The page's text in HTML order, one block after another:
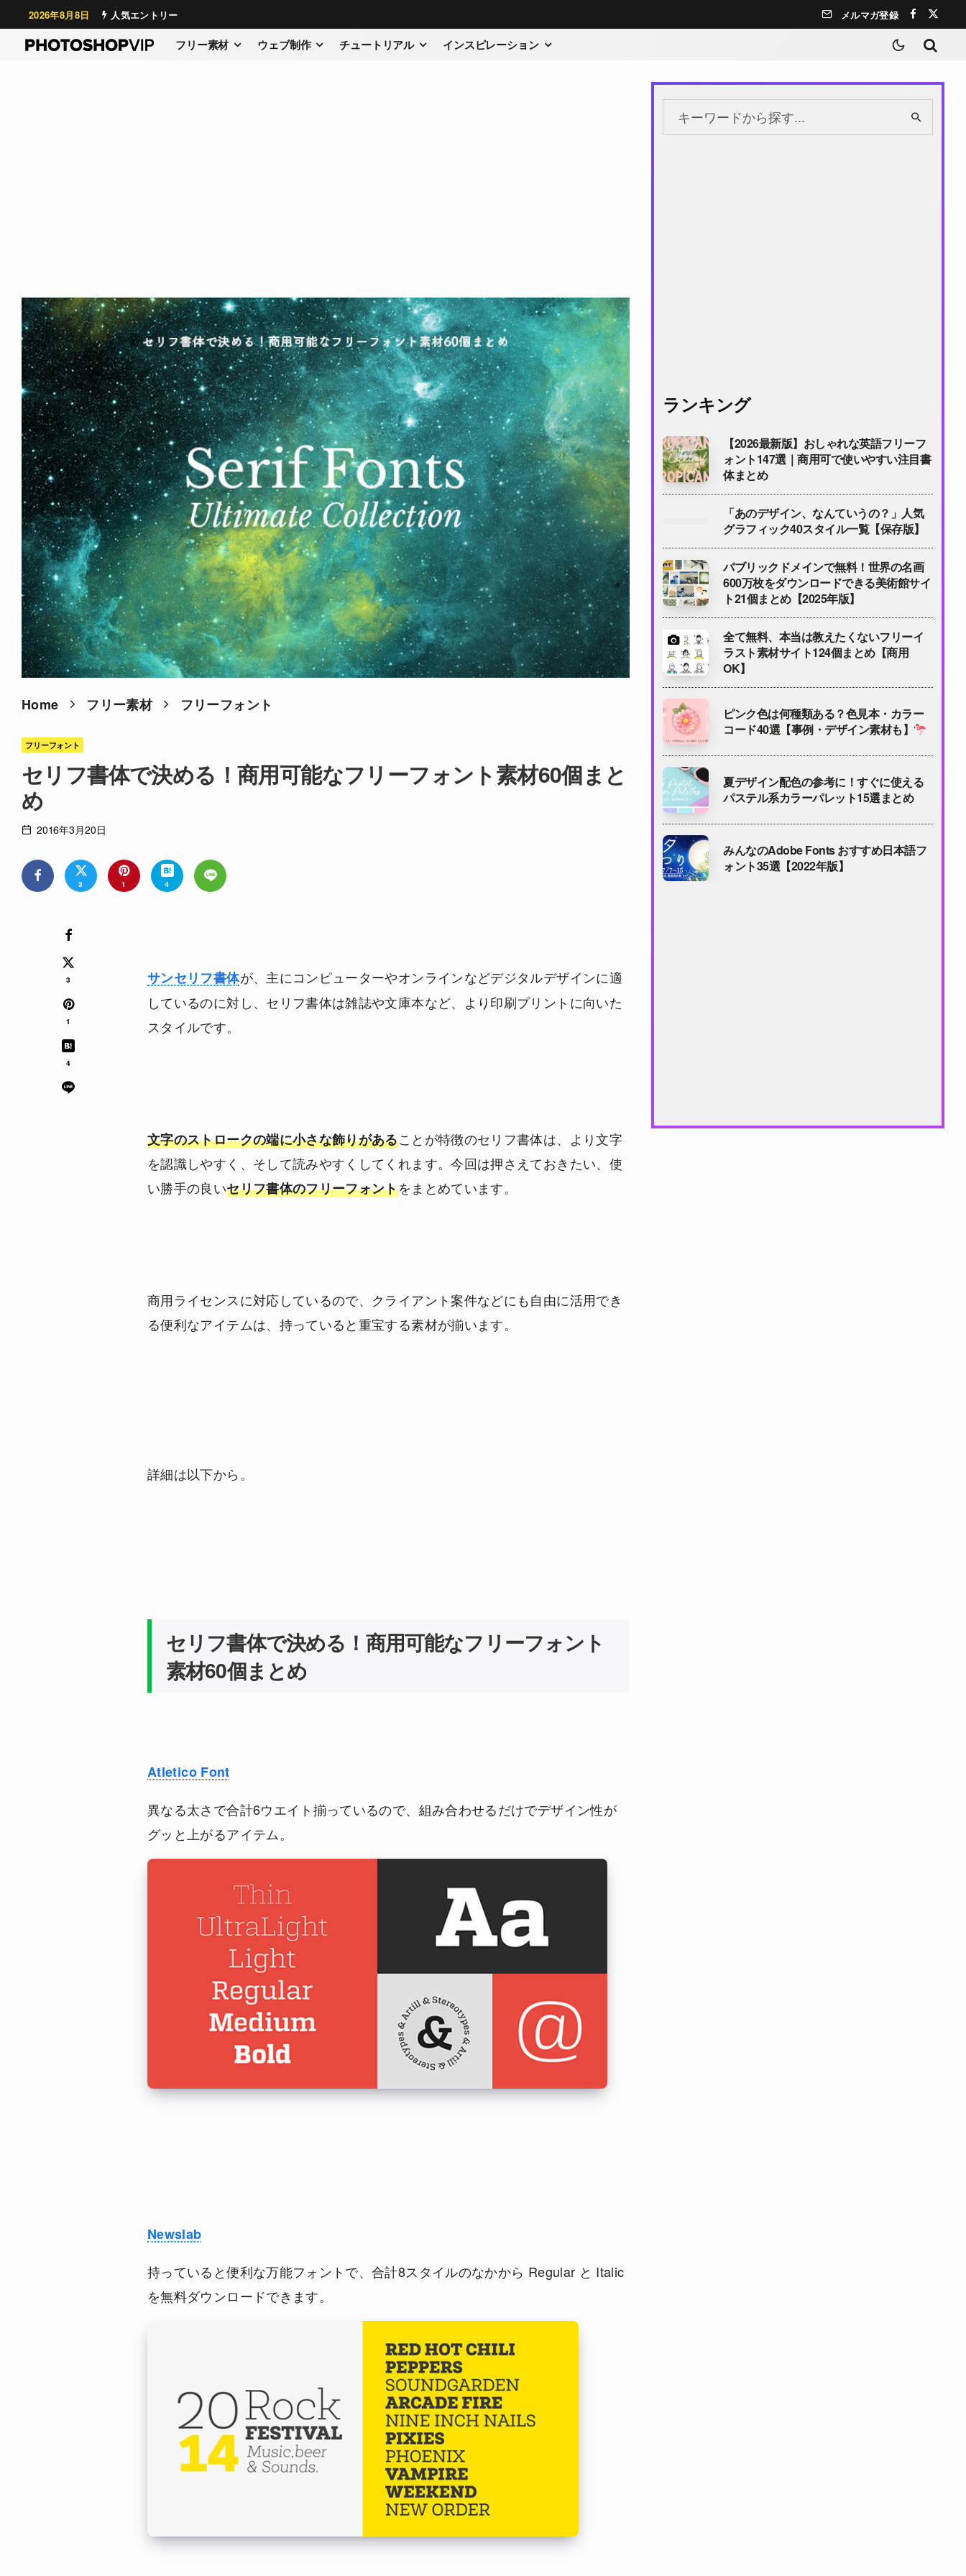
2026年8月8日 人気エントリー メルマガ登録
フリー素材 ウェブ制作 チュートリアル インスピレーション
Home フリー素材 フリーフォント
フリーフォント
セリフ書体で決める！商用可能なフリーフォント素材60個まと
め
2016年3月20日
3 1 4
3
1
4
サンセリフ書体が、主にコンピューターやオンラインなどデジタルデザインに適
しているのに対し、セリフ書体は雑誌や文庫本など、より印刷プリントに向いた
スタイルです。
文字のストロークの端に小さな飾りがあることが特徴のセリフ書体は、より文字
を認識しやすく、そして読みやすくしてくれます。今回は押さえておきたい、使
い勝手の良いセリフ書体のフリーフォントをまとめています。
商用ライセンスに対応しているので、クライアント案件などにも自由に活用でき
る便利なアイテムは、持っていると重宝する素材が揃います。
詳細は以下から。
セリフ書体で決める！商用可能なフリーフォント
素材60個まとめ
Atletico Font
異なる太さで合計6ウエイト揃っているので、組み合わせるだけでデザイン性が
グッと上がるアイテム。
Newslab
持っていると便利な万能フォントで、合計8スタイルのなかから Regular と Italic
を無料ダウンロードできます。
ランキング
【2026最新版】おしゃれな英語フリーフ
ォント147選｜商用可で使いやすい注目書
体まとめ
「あのデザイン、なんていうの？」人気
グラフィック40スタイル一覧【保存版】
パブリックドメインで無料！世界の名画
600万枚をダウンロードできる美術館サイ
ト21個まとめ【2025年版】
全て無料、本当は教えたくないフリーイ
ラスト素材サイト124個まとめ【商用
OK】
ピンク色は何種類ある？色見本・カラー
コード40選【事例・デザイン素材も】
夏デザイン配色の参考に！すぐに使える
パステル系カラーパレット15選まとめ
みんなのAdobe Fonts おすすめ日本語フ
ォント35選【2022年版】